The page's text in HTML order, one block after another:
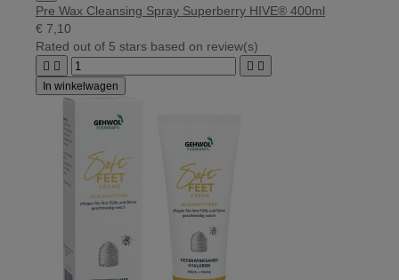
Pre Wax Cleansing Spray Superberry HIVE® 400ml
€ 7,10
Rated out of 5 stars based on review(s)
   
In winkelwagen